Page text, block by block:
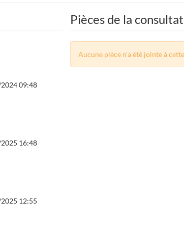
2024 09:48
2025 16:48
2025 12:55
Pièces de la
Aucune pièce n'a été jointe à